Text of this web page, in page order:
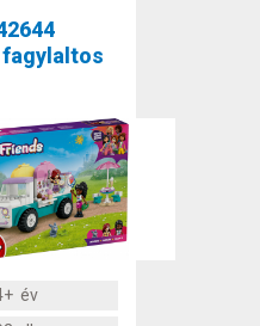
fagylaltos
év